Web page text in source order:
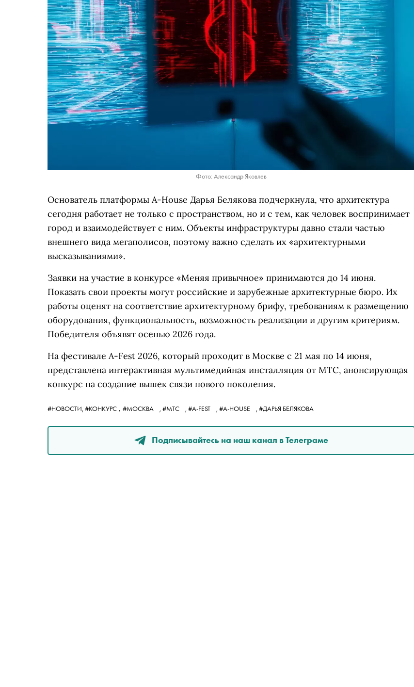
Фото: Александр Яковлев
Основатель платформы A-House Дарья Белякова подчеркнула, что архитектура
сегодня работает не только с пространством, но и с тем, как человек воспринимает
город и взаимодействует с ним. Объекты инфраструктуры давно стали частью
внешнего вида мегаполисов, поэтому важно сделать их «архитектурными
высказываниями».
Заявки на участие в конкурсе «Меняя привычное» принимаются до 14 июня.
Показать свои проекты могут российские и зарубежные архитектурные бюро. Их
работы оценят на соответствие архитектурному брифу, требованиям к размещению
оборудования, функциональность, возможность реализации и другим критериям.
Победителя объявят осенью 2026 года.
На фестивале A-Fest 2026, который проходит в Москве с 21 мая по 14 июня,
представлена интерактивная мультимедийная инсталляция от МТС, анонсирующая
конкурс на создание вышек связи нового поколения.
#НОВОСТИ, #КОНКУРС , #МОСКВА #МТС #A-FEST #A-HOUSE #ДАРЬЯ БЕЛЯКОВА
Подписывайтесь на наш канал в Телеграме